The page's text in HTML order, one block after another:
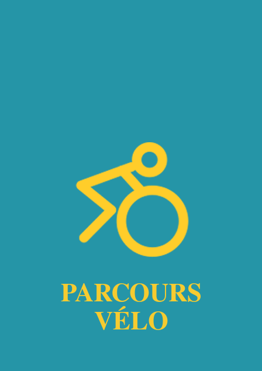
PARCOURS
VÉLO